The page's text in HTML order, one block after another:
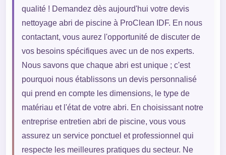
qualité ! Demandez dès aujourd'hui votre devis
nettoyage abri de piscine à ProClean IDF. En nous
contactant, vous aurez l'opportunité de discuter de
vos besoins spécifiques avec un de nos experts.
Nous savons que chaque abri est unique ; c'est
pourquoi nous établissons un devis personnalisé
qui prend en compte les dimensions, le type de
matériau et l'état de votre abri. En choisissant notre
entreprise entretien abri de piscine, vous vous
assurez un service ponctuel et professionnel qui
respecte les meilleures pratiques du secteur. Ne